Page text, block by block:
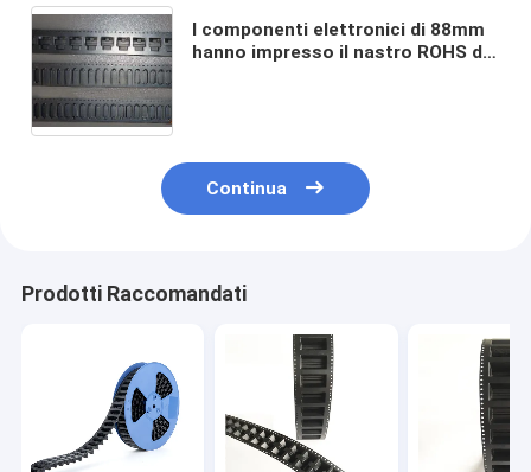
I componenti elettronici di 88mm
hanno impresso il nastro ROHS del
Continua
Prodotti Raccomandati